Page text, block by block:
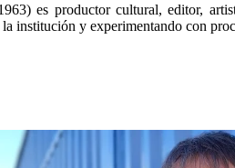
es productor cultural, editor,
institución y experimentando con